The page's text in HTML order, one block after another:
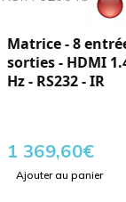
Matrice - 8
sorties - HDMI
Hz - RS232 - IR
1 369,60€
Ajouter au panier